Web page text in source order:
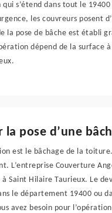
s’étend dans tout le
les couvreurs posent
la pose de bâche est établi
dépend de la surface
pose d’une
est le bâchage de la
L’entreprise Couverture
Saint Hilaire Taurieux. Le
le département 19400 ou
avez besoin pour